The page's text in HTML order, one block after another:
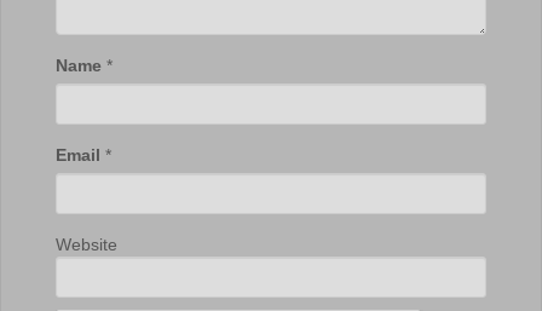
Name *
Email *
Website